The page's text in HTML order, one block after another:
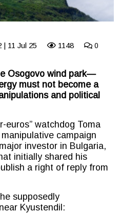
| 11 Jul 25 1148 0
Osogovo wind park—
must not become a
and political
euros” watchdog Toma
campaign
investor in Bulgaria,
initially shared his
a right of reply from
supposedly
Kyustendil: